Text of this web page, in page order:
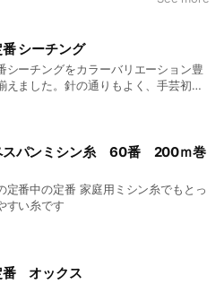
シーチング
シーチングをカラーバリエーション豊
えました。針の通りもよく、手芸初心
スパンミシン糸 60番 200ｍ巻
定番中の定番 家庭用ミシン糸でもとっ
すい糸です
番 オックス